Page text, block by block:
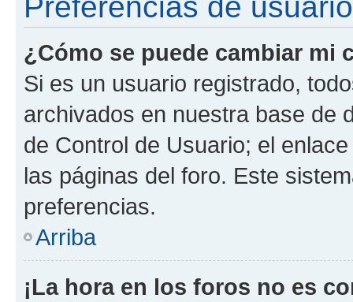
¿Cómo se puede cambiar mi
Si es un usuario registrado,
archivados en nuestra base de
de Control de Usuario; el
las páginas del foro. Este
preferencias.
Arriba
¡La hora en los foros no es